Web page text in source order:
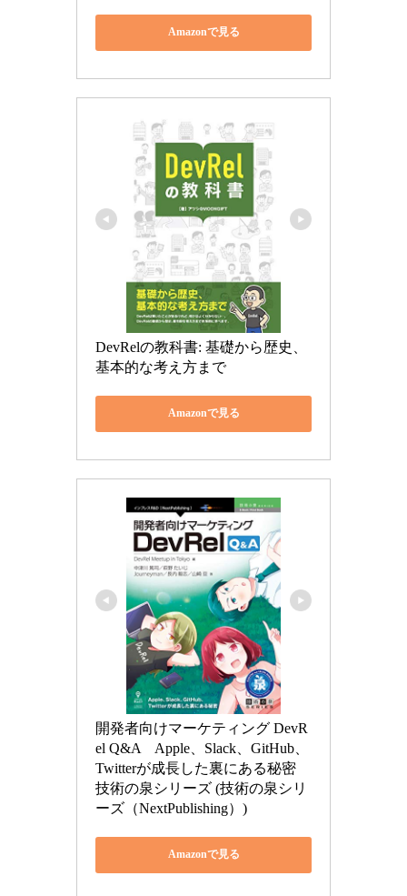
Amazonで見る
DevRelの教科書: 基礎から歴史、
基本的な考え方まで
Amazonで見る
開発者向けマーケティング DevR
el Q&A　Apple、Slack、GitHub、
Twitterが成長した裏にある秘密
技術の泉シリーズ (技術の泉シリ
ーズ（NextPublishing）)
Amazonで見る